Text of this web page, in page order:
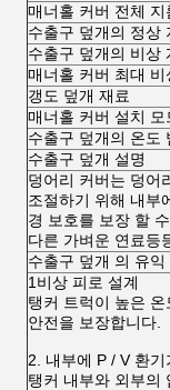
매너홀 커버 전체 지
수출구 덮개의 정상
수출구 덮개의 비상
매너홀 커버 최대 비
갱도 덮개 재료
매너홀 커버 설치 모
수출구 덮개의 온도
수출구 덮개 설명
덩어리 커버는 덩어
조절하기 위해 내부
경 보호를 보장 할
다른 가벼운 연료등
수출구 덮개 의 유익
1비상 피로 설계
탱커 트럭이 높은
안전을 보장합니다.
2. 내부에 P / V 환기
탱커 내부와 외부의